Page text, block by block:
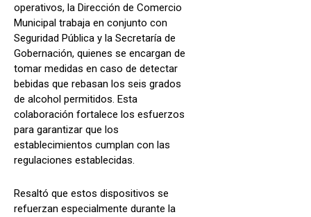
operativos, la Dirección de Comercio
Municipal trabaja en conjunto con
Seguridad Pública y la Secretaría de
Gobernación, quienes se encargan de
tomar medidas en caso de detectar
bebidas que rebasan los seis grados
de alcohol permitidos. Esta
colaboración fortalece los esfuerzos
para garantizar que los
establecimientos cumplan con las
regulaciones establecidas.
Resaltó que estos dispositivos se
refuerzan especialmente durante la